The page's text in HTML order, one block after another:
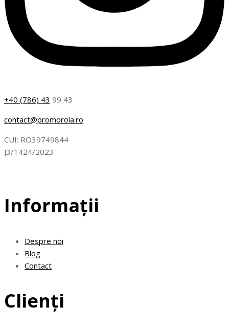
+40 (786) 43 99 43
contact@promorola.ro
CUI: RO39749844
J3/1424/2023
Informații
Despre noi
Blog
Contact
Clienți